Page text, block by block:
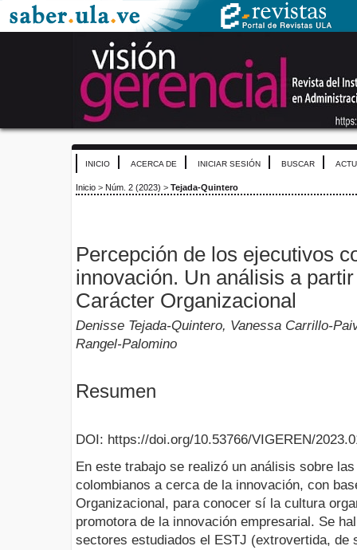
INICIO ACERCA DE INICIAR SESIÓN BUSCAR
Inicio > Núm. 2 (2023) > Tejada-Quintero
Percepción de los ejecutivos
innovación. Un análisis a
Carácter Organizacional
Denisse Tejada-Quintero, Vanessa Carrillo-
Rangel-Palomino
Resumen
DOI: https://doi.org/10.53766/VIGEREN/
En este trabajo se realizó un análisis sobre
colombianos a cerca de la innovación, con
Organizacional, para conocer sí la cultura
promotora de la innovación empresarial. Se
sectores estudiados el ESTJ (extrovertida, de